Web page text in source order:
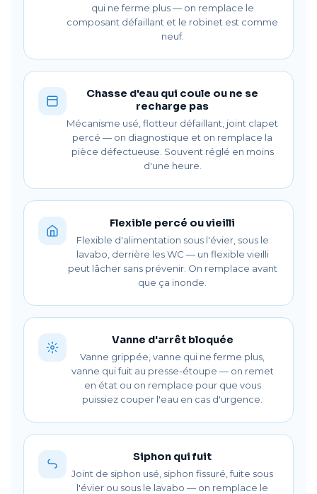
qui ne ferme plus — on remplace le
composant défaillant et le robinet est comme
neuf.
Chasse d'eau qui coule ou ne se
recharge pas
Mécanisme usé, flotteur défaillant, joint clapet
percé — on diagnostique et on remplace la
pièce défectueuse. Souvent réglé en moins
d'une heure.
Flexible percé ou vieilli
Flexible d'alimentation sous l'évier, sous le
lavabo, derrière les WC — un flexible vieilli
peut lâcher sans prévenir. On remplace avant
que ça inonde.
Vanne d'arrêt bloquée
Vanne grippée, vanne qui ne ferme plus,
vanne qui fuit au presse-étoupe — on remet
en état ou on remplace pour que vous
puissiez couper l'eau en cas d'urgence.
Siphon qui fuit
Joint de siphon usé, siphon fissuré, fuite sous
l'évier ou sous le lavabo — on remplace le